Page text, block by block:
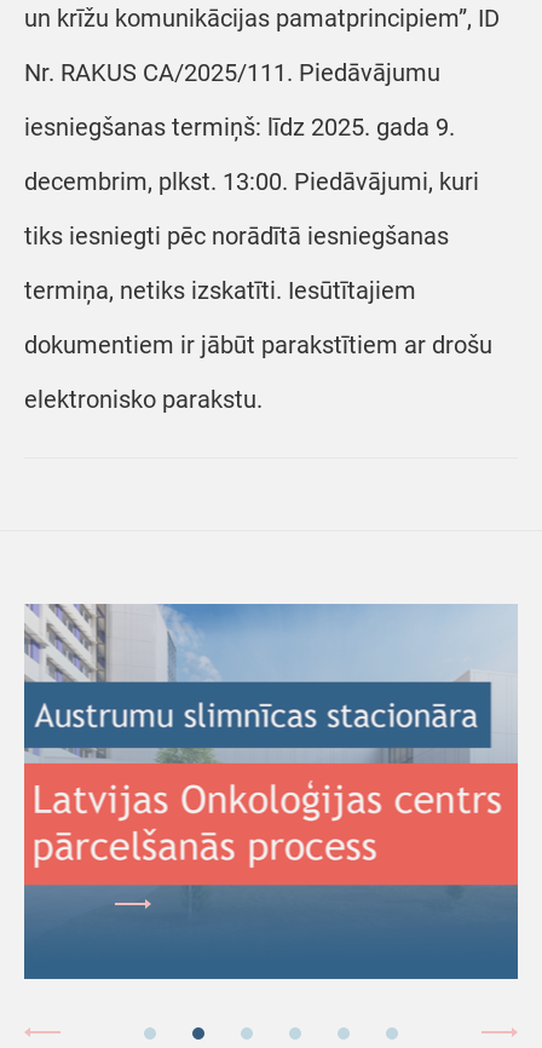
un krīžu komunikācijas pamatprincipiem”, ID
Nr. RAKUS CA/2025/111. Piedāvājumu
iesniegšanas termiņš: līdz 2025. gada 9.
decembrim, plkst. 13:00. Piedāvājumi, kuri
tiks iesniegti pēc norādītā iesniegšanas
termiņa, netiks izskatīti. Iesūtītajiem
dokumentiem ir jābūt parakstītiem ar drošu
elektronisko parakstu.